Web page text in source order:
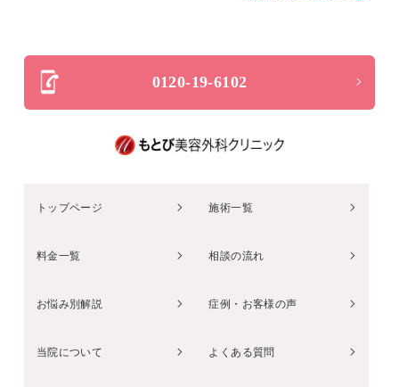
0120-19-6102
トップページ 施術一覧
料金一覧 相談の流れ
お悩み別解説 症例・お客様の声
当院について よくある質問